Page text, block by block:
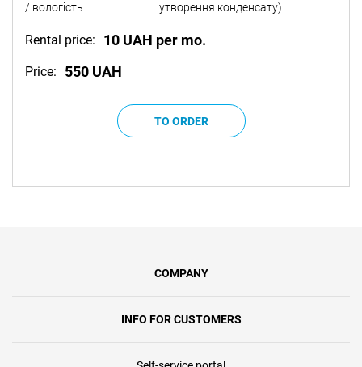
/ вологість
утворення конденсату)
Rental price: 10 UAH per mo.
Price: 550 UAH
COMPANY
INFO FOR CUSTOMERS